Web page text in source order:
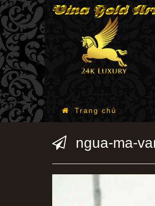
Trang chủ
ngua-ma-